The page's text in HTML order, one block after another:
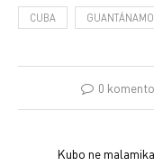
CUBA GUANTÁNAMO
0
Kubo ne